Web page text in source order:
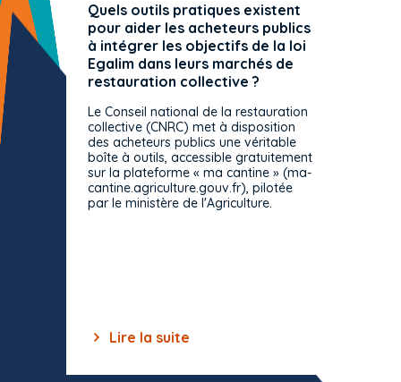
Quels outils pratiques existent
pour aider les acheteurs publics
à intégrer les objectifs de la loi
Egalim dans leurs marchés de
restauration collective ?
Le Conseil national de la restauration
collective (CNRC) met à disposition
des acheteurs publics une véritable
boîte à outils, accessible gratuitement
sur la plateforme « ma cantine » (ma-
cantine.agriculture.gouv.fr), pilotée
par le ministère de l'Agriculture.
Lire la suite